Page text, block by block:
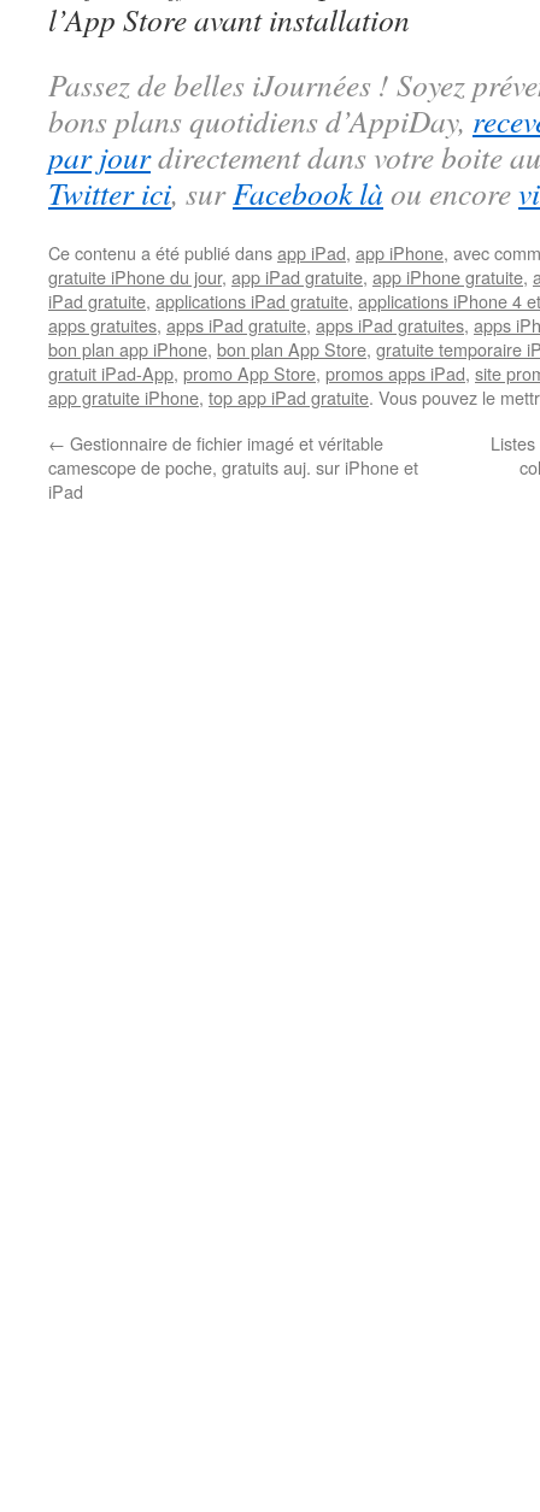
l’App Store avant installation
Passez de belles iJournées ! Soyez
bons plans quotidiens d’AppiDay,
par jourdirectement dans votre boite
Twitter ici, surFacebook là ou encore
Ce contenu a été publié dansapp iPad, app iPhone, avec
gratuite iPhone du jour, app iPad gratuite, app iPhone gratuite,
iPad gratuite, applications iPad gratuite, applications iPhone 4
apps gratuites, apps iPad gratuite, apps iPad gratuites, apps
bon plan app iPhone, bon plan App Store, gratuite temporaire
gratuit iPad-App, promo App Store, promos apps iPad, site
app gratuite iPhone, top app iPad gratuite. Vous pouvez le
← Gestionnaire de fichier imagé et véritable
camescope de poche, gratuits auj. sur iPhone et
iPad